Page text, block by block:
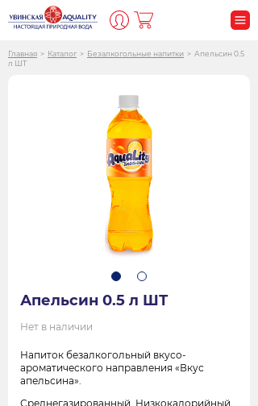
Главная > Каталог > Безалкогольные напитки > Апельсин 0.5
л ШТ
Апельсин 0.5 л ШТ
Нет в наличии
Напиток безалкогольный вкусо-
ароматического направления «Вкус
апельсина».
Среднегазированный. Низкокалорийный.